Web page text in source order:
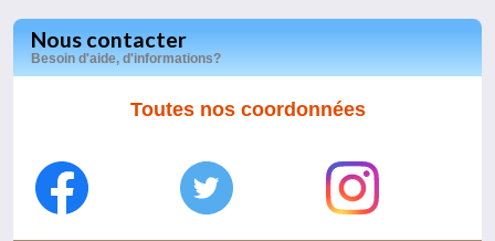
Nous contacter
Besoin d'aide, d'informations?
Toutes nos coordonnées